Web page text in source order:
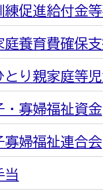
練促進給付金
庭養育費確保
とり親家庭等
・寡婦福祉資金
寡婦福祉連合会
当